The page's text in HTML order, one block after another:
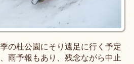
の杜公園にそり遠足に行く予定
雨予報もあり、残念ながら中止